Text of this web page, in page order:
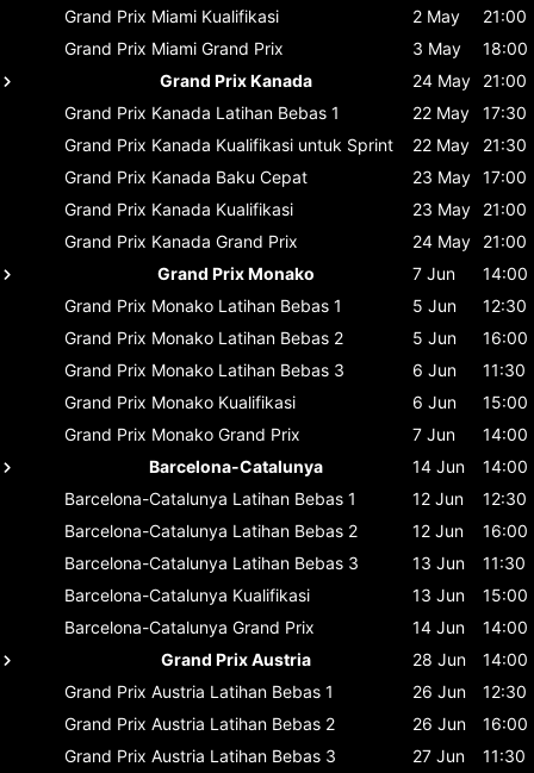
Grand Prix Miami Kualifikasi 2 May
21:00
Grand Prix Miami Grand Prix 3 May
18:00
Grand Prix Kanada
24 May
21:00
Grand Prix Kanada Latihan Bebas 1 22 May
17:30
Grand Prix Kanada Kualifikasi untuk Sprint 22 May
21:30
Grand Prix Kanada Baku Cepat 23 May 17:00
Grand Prix Kanada Kualifikasi 23 May
21:00
Grand Prix Kanada Grand Prix 24 May
21:00
Grand Prix Monako
7 Jun
14:00
Grand Prix Monako Latihan Bebas 1 5 Jun
12:30
Grand Prix Monako Latihan Bebas 2 5 Jun
16:00
Grand Prix Monako Latihan Bebas 3 6 Jun
11:30
Grand Prix Monako Kualifikasi 6 Jun
15:00
Grand Prix Monako Grand Prix 7 Jun
14:00
Barcelona-Catalunya
14 Jun
14:00
Barcelona-Catalunya Latihan Bebas 1 12 Jun
12:30
Barcelona-Catalunya Latihan Bebas 2 12 Jun
16:00
Barcelona-Catalunya Latihan Bebas 3 13 Jun
11:30
Barcelona-Catalunya Kualifikasi 13 Jun
15:00
Barcelona-Catalunya Grand Prix 14 Jun
14:00
Grand Prix Austria
28 Jun
14:00
Grand Prix Austria Latihan Bebas 1 26 Jun
12:30
Grand Prix Austria Latihan Bebas 2 26 Jun
16:00
Grand Prix Austria Latihan Bebas 3 27 Jun
11:30